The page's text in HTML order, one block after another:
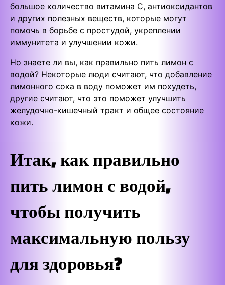
большое количество витамина С, антиоксидантов
и других полезных веществ, которые могут
помочь в борьбе с простудой, укреплении
иммунитета и улучшении кожи.
Но знаете ли вы, как правильно пить лимон с
водой? Некоторые люди считают, что добавление
лимонного сока в воду поможет им похудеть,
другие считают, что это поможет улучшить
желудочно-кишечный тракт и общее состояние
кожи.
Итак, как правильно
пить лимон с водой,
чтобы получить
максимальную пользу
для здоровья?